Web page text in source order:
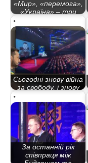
«Мир», «перемога»,
«Україна» – три
слова, задля яких…
Сьогодні знову війна
за свободу, і знову
За останній рік
співпраця між